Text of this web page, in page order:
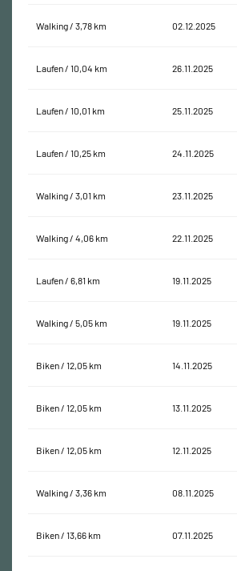
Walking / 3,78 km 02.12.2025
Laufen / 10,04 km 26.11.2025
Laufen / 10,01 km 25.11.2025
Laufen / 10,25 km 24.11.2025
Walking / 3,01 km 23.11.2025
Walking / 4,06 km 22.11.2025
Laufen / 6,81 km 19.11.2025
Walking / 5,05 km 19.11.2025
Biken / 12,05 km 14.11.2025
Biken / 12,05 km 13.11.2025
Biken / 12,05 km 12.11.2025
Walking / 3,36 km 08.11.2025
Biken / 13,66 km 07.11.2025